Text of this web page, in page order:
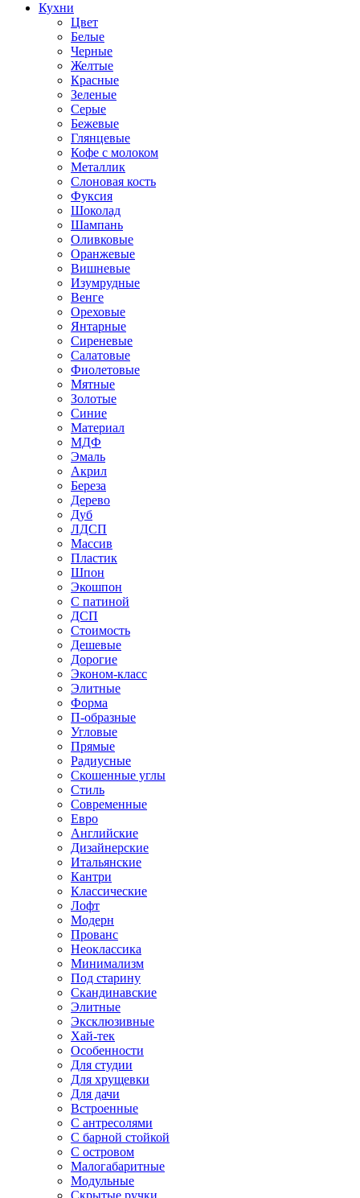
Кухни
Цвет
Белые
Черные
Желтые
Красные
Зеленые
Серые
Бежевые
Глянцевые
Кофе с молоком
Металлик
Слоновая кость
Фуксия
Шоколад
Шампань
Оливковые
Оранжевые
Вишневые
Изумрудные
Венге
Ореховые
Янтарные
Сиреневые
Салатовые
Фиолетовые
Мятные
Золотые
Синие
Материал
МДФ
Эмаль
Акрил
Береза
Дерево
Дуб
ЛДСП
Массив
Пластик
Шпон
Экошпон
С патиной
ДСП
Стоимость
Дешевые
Дорогие
Эконом-класс
Элитные
Форма
П-образные
Угловые
Прямые
Радиусные
Скошенные углы
Стиль
Современные
Евро
Английские
Дизайнерские
Итальянские
Кантри
Классические
Лофт
Модерн
Прованс
Неоклассика
Минимализм
Под старину
Скандинавские
Элитные
Эксклюзивные
Хай-тек
Особенности
Для студии
Для хрущевки
Для дачи
Встроенные
С антресолями
С барной стойкой
С островом
Малогабаритные
Модульные
Скрытые ручки